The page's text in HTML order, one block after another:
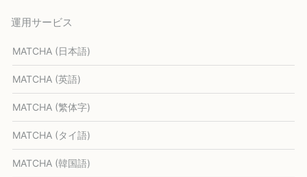
運用サービス
MATCHA (日本語)
MATCHA (英語)
MATCHA (繁体字)
MATCHA (タイ語)
MATCHA (韓国語)